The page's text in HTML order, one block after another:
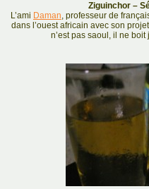
Ziguinchor –
L’ami Daman, professeur de
dans l’ouest africain avec son
n’est pas saoul, il ne